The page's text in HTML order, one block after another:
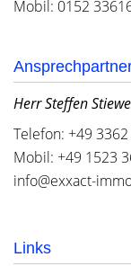
Mobil: 0152
Herr Steffen Stiewe
Telefon: +49
Mobil: +49 1523
info@exxact-
Links